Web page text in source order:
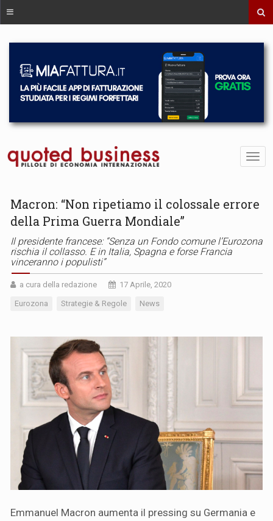
Macron: “Non ripetiamo il colossale errore
della Prima Guerra Mondiale”
Il presidente francese: “Senza un Fondo comune l’Eurozona
rischia il collasso. E in Italia, Spagna e forse Francia
vinceranno i populisti”
a cura della redazione 17 Aprile, 2020
Eurozona Strategie & Regole News
Emmanuel Macron aumenta il pressing su Germania e